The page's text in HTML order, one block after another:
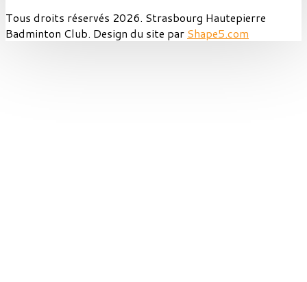
Tous droits réservés 2026. Strasbourg Hautepierre
Badminton Club. Design du site par Shape5.com